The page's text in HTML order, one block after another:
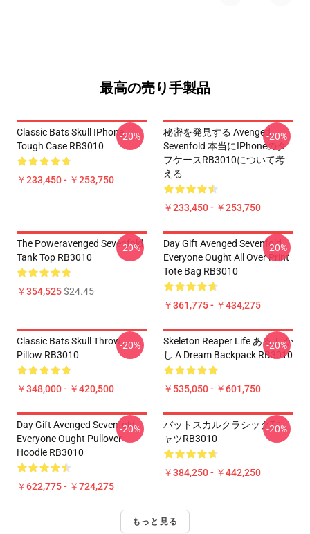
最高の売り手製品
Classic Bats Skull IPhone
Tough Case RB3010
￥233,450 - ￥253,750
-20%
秘密を発見する Avenged
Sevenfold 本当にiPhoneのタ
フケースRB3010について考
える
￥233,450 - ￥253,750
-20%
The Poweravenged Sevenfold
Tank Top RB3010
￥354,525$24.45
-20%
Day Gift Avenged Sevenfold
Everyone Ought All Over Print
Tote Bag RB3010
￥361,775 - ￥434,275
-20%
Classic Bats Skull Throw
Pillow RB3010
￥348,000 - ￥420,500
-20%
Skeleton Reaper Life ある しか
し A Dream Backpack RB3010
￥535,050 - ￥601,750
-20%
Day Gift Avenged Sevenfold
Everyone Ought Pullover
Hoodie RB3010
￥622,775 - ￥724,275
-20%
バットスカルクラシックTシ
ャツRB3010
￥384,250 - ￥442,250
-20%
もっと見る